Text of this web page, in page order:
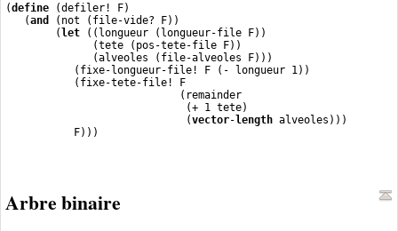
(define (defiler! F)
   (
and
(not (file-vide? F))
        (
let ((longueur (longueur-file F))
              (tete (pos-tete-file F))
              (alveoles (file-alveoles F)))
           (fixe-longueur-file! F (- longueur 1))
           (fixe-tete-file! F
                            (remainder
                             (+ 1 tete)
                             (
vector-length alveoles)))
           F)))
Arbre binaire